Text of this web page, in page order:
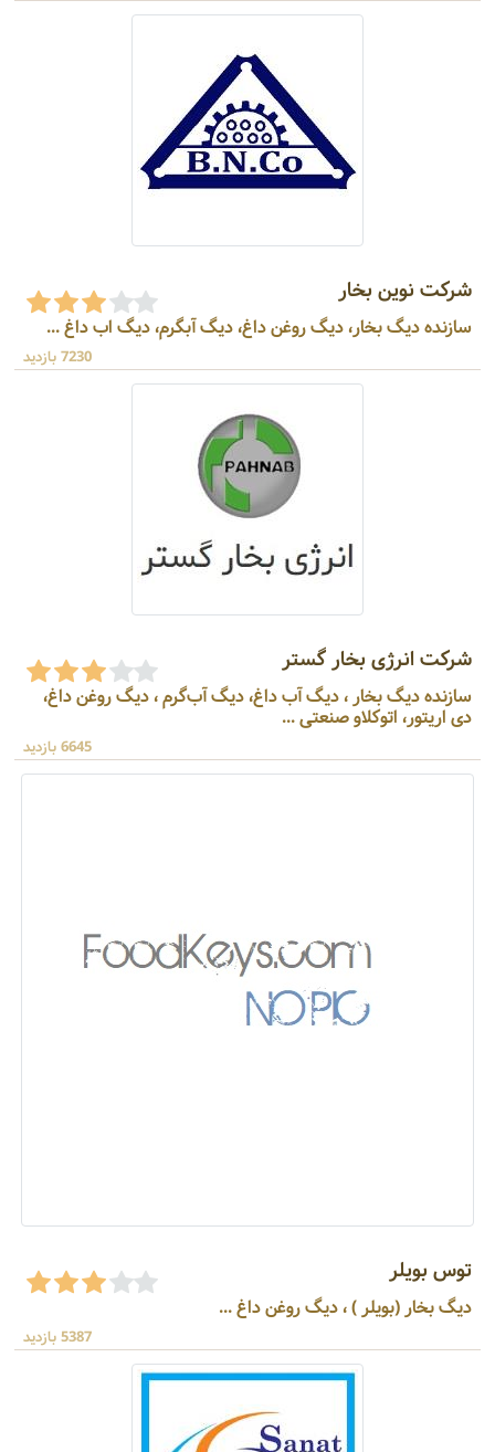
شرکت نوین بخار
سازنده دیگ بخار، دیگ روغن داغ، دیگ آبگرم، دیگ اب داغ ...
7230 بازدید
شرکت انرژی بخار گستر
سازنده دیگ بخار ، دیگ آب داغ، دیگ آب‌گرم ، دیگ روغن داغ،
دی اریتور، اتوکلاو صنعتی ...
6645 بازدید
توس بویلر
دیگ بخار (بویلر ) ، دیگ روغن داغ ...
5387 بازدید